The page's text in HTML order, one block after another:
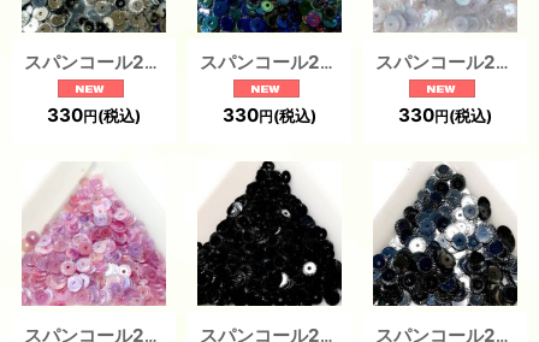
スパンコール2458 クロック4mm シルバー （1g）
330円(税込)
スパンコール2457 クロック4mm ネイビー （1g）
330円(税込)
スパンコール2449 クロック4mm パープル（ 1g）
330円(税込)
スパンコール2450 クロック4mm ピンク （1g） スパンコール2459 クロック4mm ブラック （1g） スパンコール2470 クロック5mm グレー 1g